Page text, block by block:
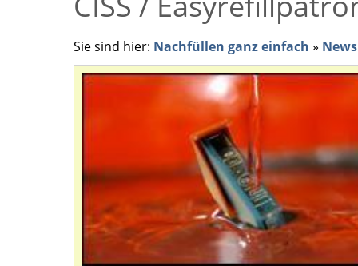
Sie sind hier: Nachfüllen ganz einfach »